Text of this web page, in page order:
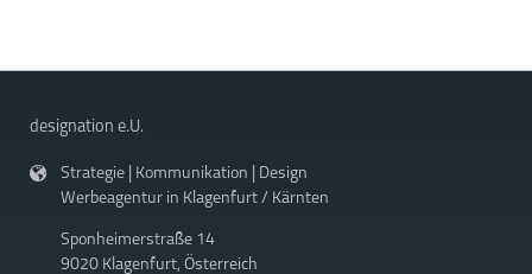
designation e.U.
Strategie | Kommunikation | Design
Werbeagentur in Klagenfurt / Kärnten
Sponheimerstraße 14
9020 Klagenfurt, Österreich